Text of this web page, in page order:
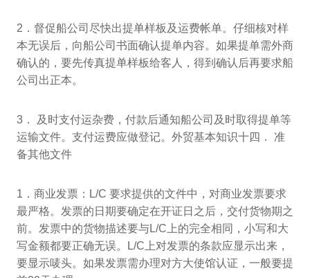
2．督促船公司尽快出提单样板及运费帐单。仔细核对样
本无误后，向船公司书面确认提单内容。如果提单需外商
确认的，要先传真提单样板给客人，得到确认后再要求船
公司出正本。
3． 及时支付运杂费，付款后通知船公司及时取得提单等
运输文件。支付运费应做登记。外贸基本知识十四． 准
备其他文件
1．商业发票：L/C 要求提供的文件中，对商业发票要求
最严格。发票的日期要确定在开证日之后，交付货物期之
前。发票中的货物描述要与L/C上的完全相同，小写和大
写金额都要正确无误。L/C上对发票的条款应显示出来，
要显示唛头。如果发票需办理对方大使馆认证，一般要提